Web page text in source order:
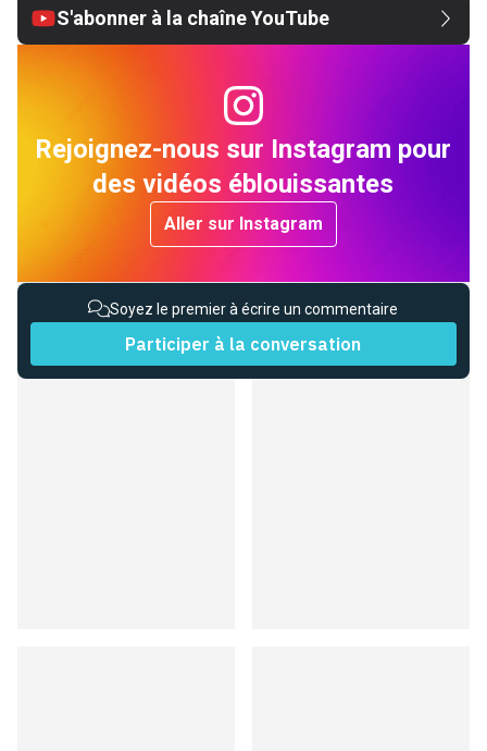
S'abonner à la chaîne YouTube
Rejoignez-nous sur Instagram pour
des vidéos éblouissantes
Aller sur Instagram
Soyez le premier à écrire un commentaire
Participer à la conversation